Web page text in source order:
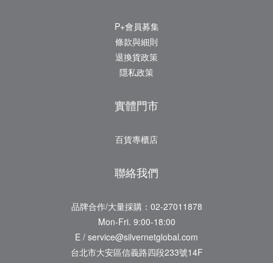
P+會員募集
條款與細則
退換貨政策
隱私政策
實體門市
百貨專櫃店
聯絡我們
品牌合作/大量採購：02-27011878
Mon-Fri. 9:00-18:00
E / service@silvernetglobal.com
台北市大安區信義路四段233號14F